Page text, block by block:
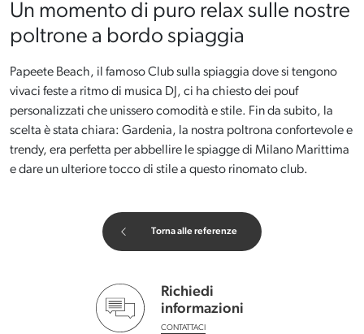
Un momento di puro relax sulle nostre
poltrone a bordo spiaggia
Papeete Beach, il famoso Club sulla spiaggia dove si tengono
vivaci feste a ritmo di musica DJ, ci ha chiesto dei pouf
personalizzati che unissero comodità e stile. Fin da subito, la
scelta è stata chiara: Gardenia, la nostra poltrona confortevole e
trendy, era perfetta per abbellire le spiagge di Milano Marittima
e dare un ulteriore tocco di stile a questo rinomato club.
Torna alle referenze
Richiedi
informazioni
CONTATTACI